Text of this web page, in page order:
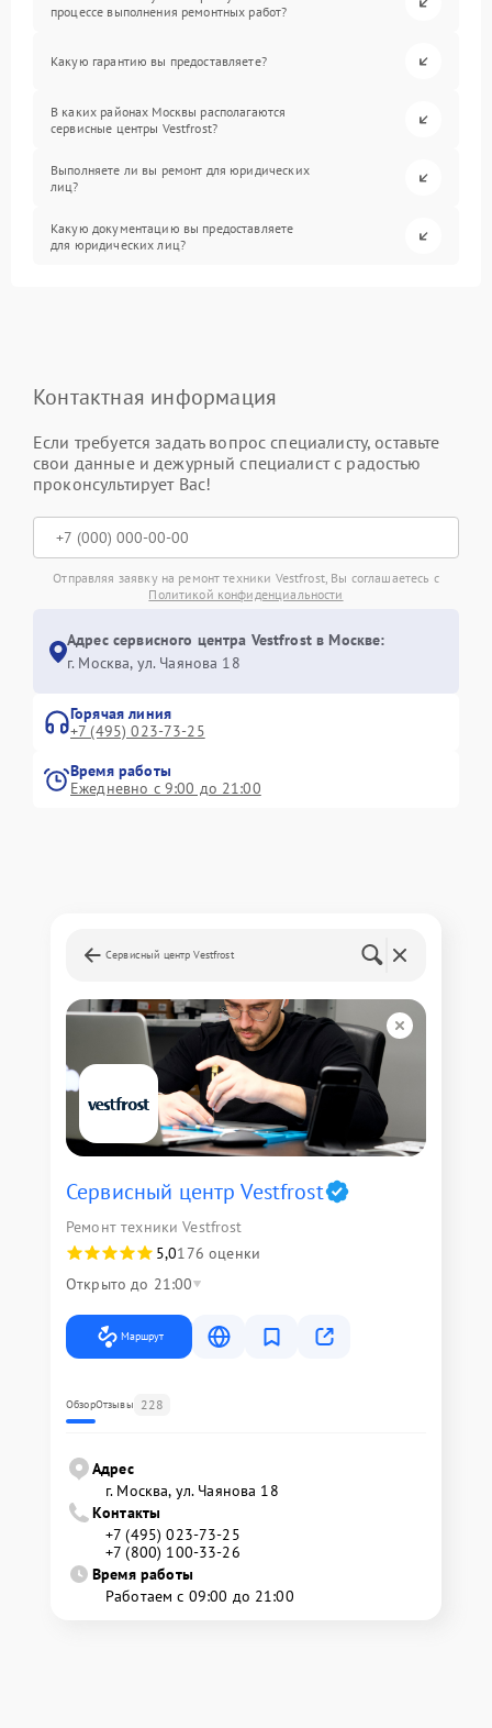
процессе выполнения ремонтных работ?
Какую гарантию вы предоставляете?
В каких районах Москвы располагаются
сервисные центры Vestfrost?
Выполняете ли вы ремонт для юридических
лиц?
Какую документацию вы предоставляете
для юридических лиц?
Контактная информация
Если требуется задать вопрос специалисту, оставьте
свои данные и дежурный специалист с радостью
проконсультирует Вас!
Отправляя заявку на ремонт техники Vestfrost, Вы соглашаетесь с
Политикой конфиденциальности
Адрес сервисного центра Vestfrost в Москве:
г. Москва, ул. Чаянова 18
Горячая линия
+7 (495) 023-73-25
Время работы
Ежедневно с 9:00 до 21:00
Сервисный центр Vestfrost
Сервисный центр Vestfrost
Ремонт техники Vestfrost
5,0176 оценки
Открыто до 21:00
Маршрут
ОбзорОтзывы 228
Адрес
г. Москва, ул. Чаянова 18
Контакты
+7 (495) 023-73-25
+7 (800) 100-33-26
Время работы
Работаем с 09:00 до 21:00